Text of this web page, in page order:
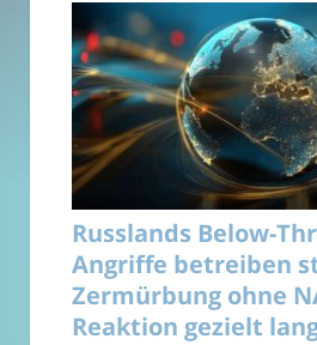
Russlands Below-
Angriffe betreiben
Zermürbung ohne
Reaktion gezielt